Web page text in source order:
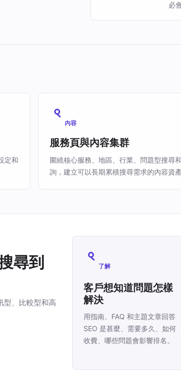
必
定和
內容
服務頁與內容集群
圍繞核心服務、地區、行業、問題型搜尋
詢，建立可以長期累積搜尋需求的內容資產
尋到
型、比較型和高
了解
客戶想知道問題怎樣
解決
用指南、FAQ 和主題文章回答
SEO 是甚麼、需要多久、如何
收費、哪些問題會影響排名。